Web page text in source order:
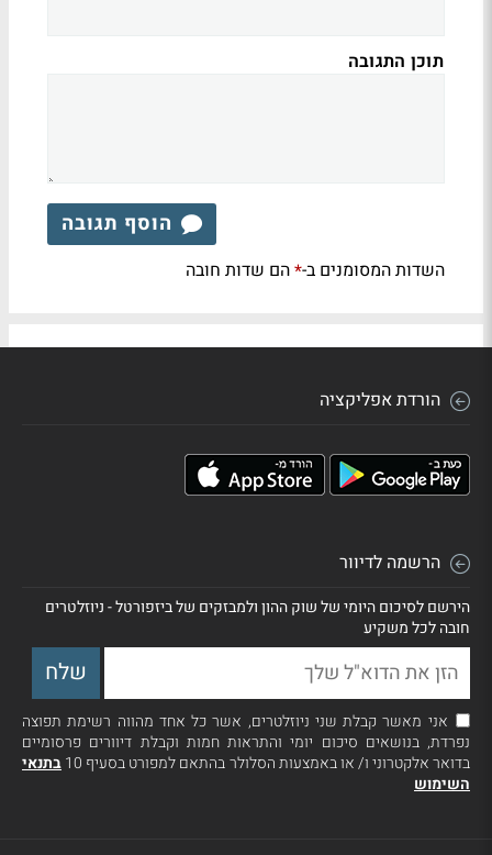
תוכן התגובה
הוסף תגובה
השדות המסומנים ב-*הם שדות חובה
הורדת אפליקציה
הרשמה לדיוור
הירשם לסיכום היומי של שוק ההון ולמבזקים של ביזפורטל - ניוזלטרים
חובה לכל משקיע
אני מאשר קבלת שני ניוזלטרים, אשר כל אחד מהווה רשימת תפוצה
נפרדת, בנושאים סיכום יומי והתראות חמות וקבלת דיוורים פרסומיים
בדואר אלקטרוני ו/ או באמצעות הסלולר בהתאם למפורט בסעיף 10
בתנאי
השימוש